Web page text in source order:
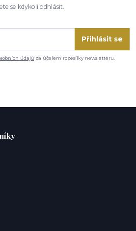
se kdykoli odhlásit.
Přihlásit se
údajů za účelem rozesílky newsletteru.